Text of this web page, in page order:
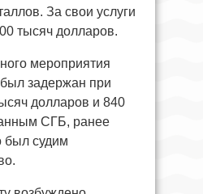
За свои услуги
тысяч долларов.
мероприятия
задержан при
долларов и 840
СГБ, ранее
был судим